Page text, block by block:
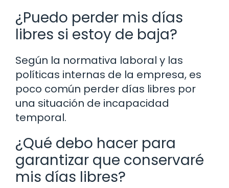
¿Puedo perder mis días
libres si estoy de baja?
Según la normativa laboral y las
políticas internas de la empresa, es
poco común perder días libres por
una situación de incapacidad
temporal.
¿Qué debo hacer para
garantizar que conservaré
mis días libres?